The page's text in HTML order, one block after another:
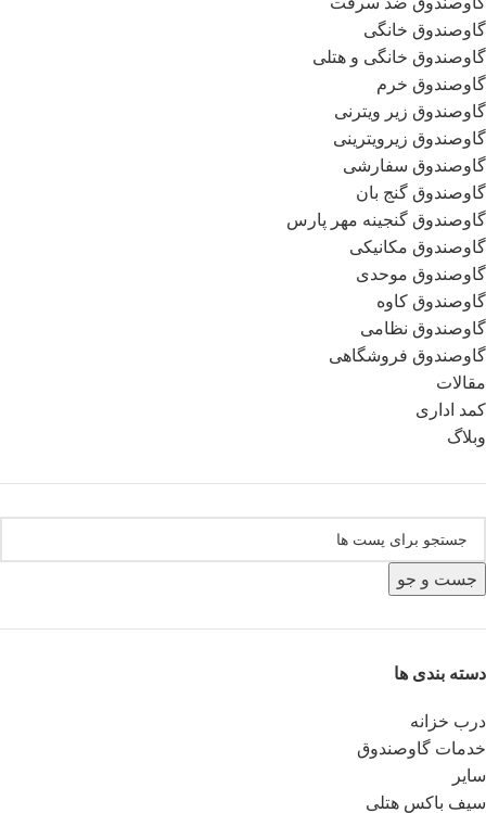
گاوصندوق خانگی
گاوصندوق خانگی و هتلی
گاوصندوق خرم
گاوصندوق زیر ویترنی
گاوصندوق زیرویترینی
گاوصندوق سفارشی
گاوصندوق گنج بان
گاوصندوق گنجینه مهر پارس
گاوصندوق مکانیکی
گاوصندوق موحدی
گاوصندوق کاوه
گاوصندوق نظامی
گاوصندوق فروشگاهی
مقالات
کمد اداری
وبلاگ
جست و جو
دسته بندی ها
درب خزانه
خدمات گاوصندوق
سایر
سیف باکس هتلی